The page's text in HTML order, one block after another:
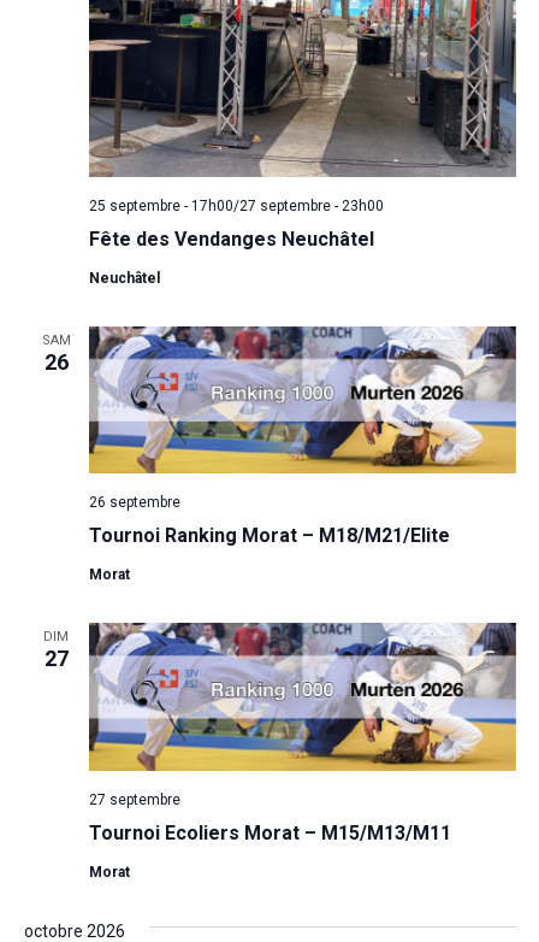
Fête des Vendanges Neuchâtel
25 septembre - 17h00/27 septembre - 23h00
Neuchâtel
SAM
26
Tournoi Ranking Morat – M18/M21/Elite
26 septembre
Morat
DIM
27
Tournoi Ecoliers Morat – M15/M13/M11
27 septembre
Morat
octobre 2026